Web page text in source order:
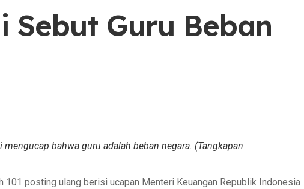
Sebut Guru Beban
bahwa guru adalah beban negara. (Tangkapan
posting ulang berisi ucapan Menteri Keuangan Republik Indonesia